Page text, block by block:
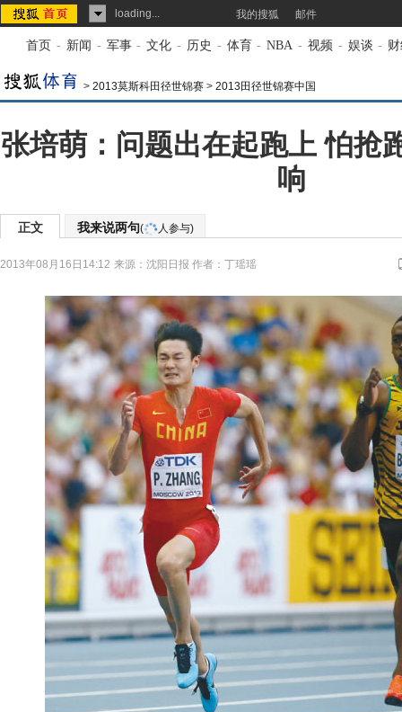
loading... 我的搜狐 邮件
首页 - 新闻 - 军事 - 文化 - 历史 - 体育 - NBA - 视频 - 娱谈 -
> 2013莫斯科田径世锦赛 > 2013田径世锦赛中国
张培萌：问题出在起跑上 怕抢
响
正文 我来说两句( 人参与)
2013年08月16日14:12 来源： 沈阳日报 作者：丁瑶瑶